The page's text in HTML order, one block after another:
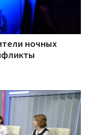
ночных